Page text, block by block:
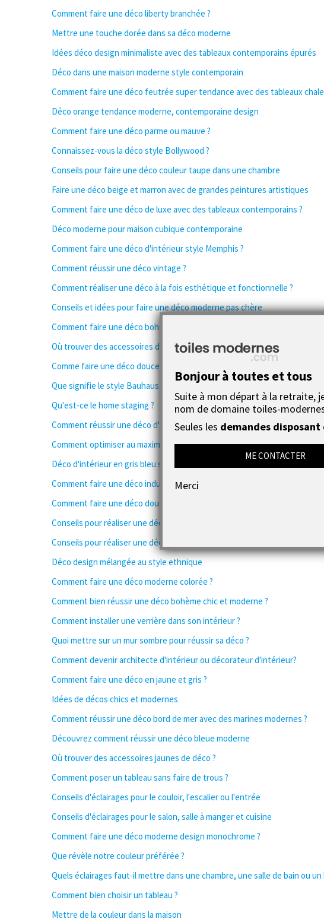
Comment faire une déco liberty branchée ?
Mettre une touche dorée dans sa déco moderne
Idées déco design minimaliste avec des tableaux contemporains épurés
Déco dans une maison moderne style contemporain
Comment faire une déco feutrée super tendance avec des tableaux
Déco orange tendance moderne, contemporaine design
Comment faire une déco parme ou mauve ?
Connaissez-vous la déco style Bollywood ?
Conseils pour faire une déco couleur taupe dans une chambre
Faire une déco beige et marron avec de grandes peintures artistiques
Comment faire une déco de luxe avec des tableaux contemporains ?
Déco moderne pour maison cubique contemporaine
Comment faire une déco d'intérieur style Memphis ?
Comment réussir une déco vintage ?
Comment réaliser une déco à la fois esthétique et fonctionnelle ?
Conseils et idées pour faire une déco moderne pas chère
Comment faire une déco bohème chic ?
Où trouver des accessoires déco insolites ?
Comme faire une déco douce dans la chambre ?
Que signifie le style Bauhaus ?
Qu'est-ce le home staging ?
Comment réussir une déco d'intérieur noire ?
Comment optimiser au maximum un escalier ?
Déco d'intérieur en gris bleu super tendance
Comment faire une déco industrielle à moindre coût dans la chambre ?
Comment faire une déco douce et apaisante ?
Conseils pour réaliser une déco scandinave chic
Conseils pour réaliser une déco ambiance tropicale et exotique.
Déco design mélangée au style ethnique
Comment faire une déco moderne colorée ?
Comment bien réussir une déco bohème chic et moderne ?
Comment installer une verrière dans son intérieur ?
Quoi mettre sur un mur sombre pour réussir sa déco ?
Comment devenir architecte d'intérieur ou décorateur d'intérieur?
Comment faire une déco en jaune et gris ?
Idées de décos chics et modernes
Comment réussir une déco bord de mer avec des marines modernes ?
Découvrez comment réussir une déco bleue moderne
Où trouver des accessoires jaunes de déco ?
Comment poser un tableau sans faire de trous ?
Conseils d'éclairages pour le couloir, l'escalier ou l'entrée
Conseils d'éclairages pour le salon, salle à manger et cuisine
Comment faire une déco moderne design monochrome ?
Que révèle notre couleur préférée ?
Quels éclairages faut-il mettre dans une chambre, une salle de bain ou un
Comment bien choisir un tableau ?
Mettre de la couleur dans la maison
Bonjour à toutes et tous
Suite à mon départ à la retraite,
nom de domaine toiles-
Seules les demandes
ME CONTACTER
Merci